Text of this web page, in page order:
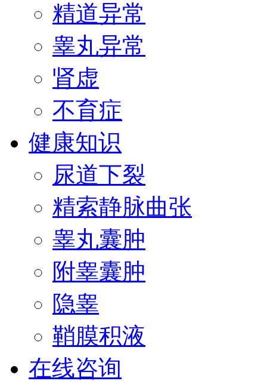
精道异常
睾丸异常
肾虚
不育症
健康知识
尿道下裂
精索静脉曲张
睾丸囊肿
附睾囊肿
隐睾
鞘膜积液
在线咨询